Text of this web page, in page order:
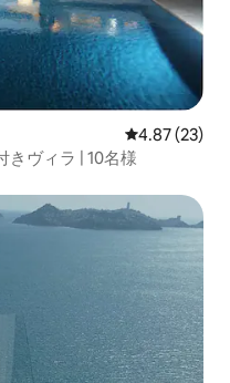
レビュー23
4.87 (23)
きヴィラ | 10名様